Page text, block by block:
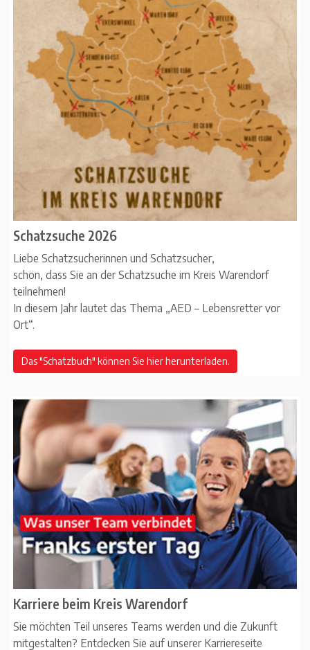
Schatzsuche 2026
Liebe Schatzsucherinnen und Schatzsucher,
schön, dass Sie an der Schatzsuche im Kreis Warendorf
teilnehmen!
In diesem Jahr lautet das Thema „AED – Lebensretter vor
Ort“.
Das "Schatzbuch" können Sie hier herunterladen.
Karriere beim Kreis Warendorf
Sie möchten Teil unseres Teams werden und die Zukunft
mitgestalten? Entdecken Sie auf unserer Karriereseite